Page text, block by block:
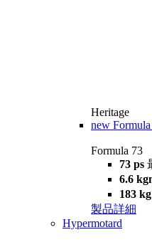
Heritage
new
Formula 73
73 ps
6.6
183 kg
製品詳細
Hypermotard